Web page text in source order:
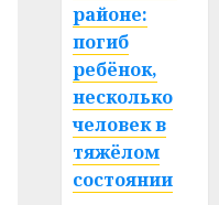
районе:
погиб
ребёнок,
несколько
человек в
тяжёлом
состоянии